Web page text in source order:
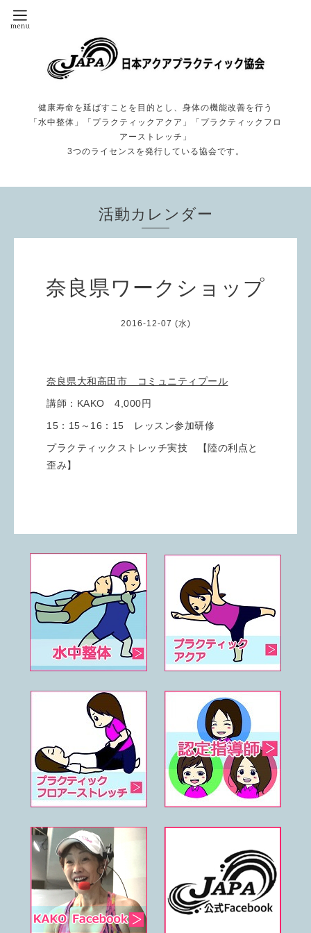
健康寿命を延ばすことを目的とし、身体の機能改善を行う
「水中整体」「プラクティックアクア」「プラクティックフロ
アーストレッチ」
3つのライセンスを発行している協会です。
活動カレンダー
奈良県ワークショップ
2016-12-07 (水)
奈良県大和高田市 コミュニティプール
講師：KAKO 4,000円
15：15～16：15 レッスン参加研修
プラクティックストレッチ実技 【陸の利点と
歪み】